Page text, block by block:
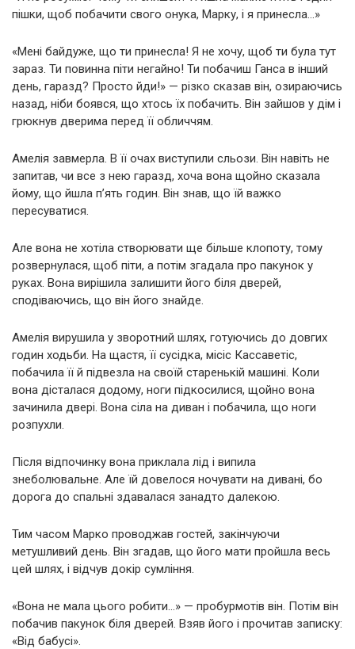
пішки, щоб побачити свого онука, Марку, і я принесла…»
«Мені байдуже, що ти принесла! Я не хочу, щоб ти була тут
зараз. Ти повинна піти негайно! Ти побачиш Ганса в інший
день, гаразд? Просто йди!» — різко сказав він, озираючись
назад, ніби боявся, що хтось їх побачить. Він зайшов у дім і
грюкнув дверима перед її обличчям.
Амелія завмерла. В її очах виступили сльози. Він навіть не
запитав, чи все з нею гаразд, хоча вона щойно сказала
йому, що йшла п’ять годин. Він знав, що їй важко
пересуватися.
Але вона не хотіла створювати ще більше клопоту, тому
розвернулася, щоб піти, а потім згадала про пакунок у
руках. Вона вирішила залишити його біля дверей,
сподіваючись, що він його знайде.
Амелія вирушила у зворотний шлях, готуючись до довгих
годин ходьби. На щастя, її сусідка, місіс Кассаветіс,
побачила її й підвезла на своїй старенькій машині. Коли
вона дісталася додому, ноги підкосилися, щойно вона
зачинила двері. Вона сіла на диван і побачила, що ноги
розпухли.
Після відпочинку вона приклала лід і випила
знеболювальне. Але їй довелося ночувати на дивані, бо
дорога до спальні здавалася занадто далекою.
Тим часом Марко проводжав гостей, закінчуючи
метушливий день. Він згадав, що його мати пройшла весь
цей шлях, і відчув докір сумління.
«Вона не мала цього робити…» — пробурмотів він. Потім він
побачив пакунок біля дверей. Взяв його і прочитав записку:
«Від бабусі».